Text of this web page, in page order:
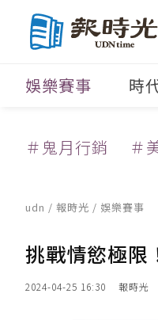
娛樂賽事 時
＃鬼月行銷 ＃
udn / 報時光 / 娛樂賽事
挑戰情慾極限
2024-04-25 16:30 報時光